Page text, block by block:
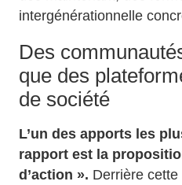
intergénérationnelle
Des
que des
de société
L’un des apports les
rapport est la
d’action ». Derrière